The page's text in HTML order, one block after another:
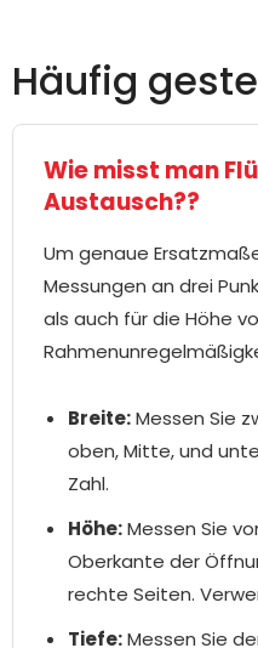
Häufig
Wie misst man
Austausch??
Um genaue
Messungen an drei
als auch für die Höhe
Breite:Messen Sie
oben, Mitte, und
Zahl.
Höhe:Messen Sie
Oberkante der
rechte Seiten.
Tiefe:Messen Sie